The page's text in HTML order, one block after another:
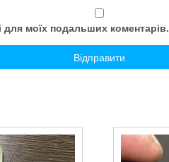
моїх подальших коментарів.